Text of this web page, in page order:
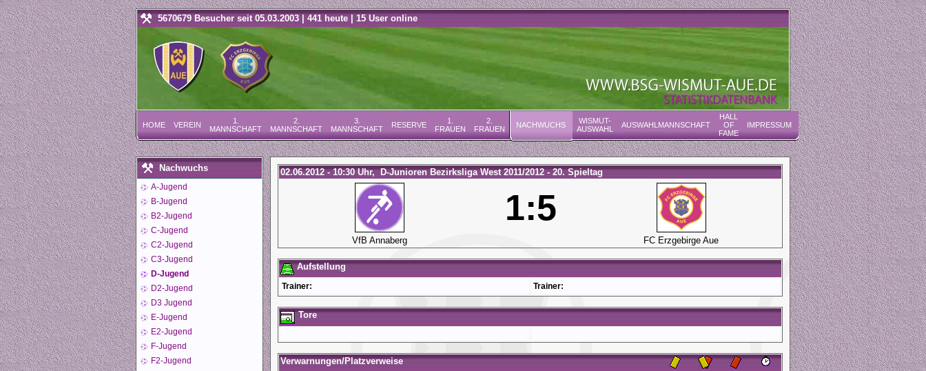
5670679 Besucher seit 05.03.2003 | 441 heute | 15 User online
HOME VEREIN
1.
MANNSCHAFT
2.
MANNSCHAFT
3.
MANNSCHAFT
RESERVE
1.
FRAUEN
2.
FRAUEN
NACHWUCHS
WISMUT-
AUSWAHL
AUSWAHLMANNSCHAFT
HALL
OF
FAME
IMPRESSUM
Nachwuchs
A-Jugend
B-Jugend
B2-Jugend
C-Jugend
C2-Jugend
C3-Jugend
D-Jugend
D2-Jugend
D3 Jugend
E-Jugend
E2-Jugend
F-Jugend
F2-Jugend
02.06.2012 - 10:30 Uhr, D-Junioren Bezirksliga West 2011/2012 - 20. Spieltag
1:5
VfB Annaberg FC Erzgebirge Aue
Aufstellung
Trainer: Trainer:
Tore
Verwarnungen/Platzverweise